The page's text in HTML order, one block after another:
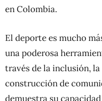
en Colombia.
El deporte es mucho
una poderosa
través de la inclusión,
construcción de
demuestra su